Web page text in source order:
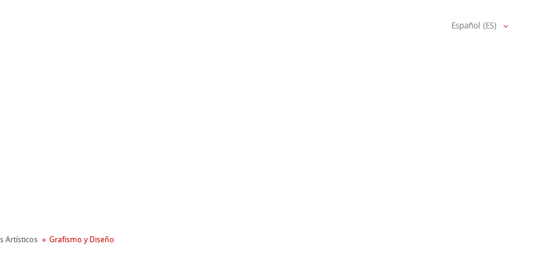
Español (ES)
Artísticos Grafismo y Diseño